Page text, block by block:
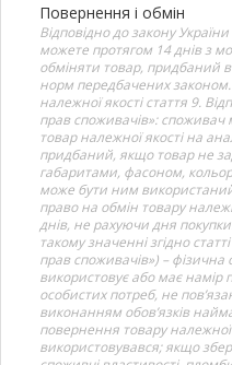
Повернення і обмін
Відповідно до закону
можете протягом 14 днів з
обміняти товар, придбаний
норм передбачених
належної якості стаття 9.
прав споживачів»:
товар належної якості на
придбаний, якщо товар не
габаритами, фасоном,
може бути ним
право на обмін товару
днів, не рахуючи дня
такому значенні згідно
прав споживачів») – фізична
використовує або має
особистих потреб, не
виконанням обов’язків
повернення товару
використовувався; якщо